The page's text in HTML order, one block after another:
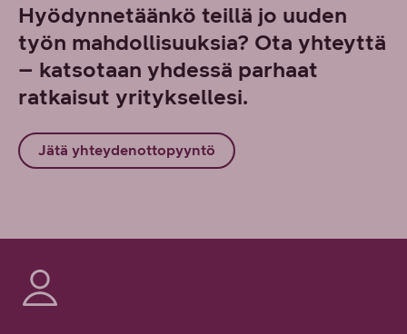
Hyödynnetäänkö teillä jo uuden
työn mahdollisuuksia? Ota yhteyttä
– katsotaan yhdessä parhaat
ratkaisut yrityksellesi.
Jätä yhteydenottopyyntö